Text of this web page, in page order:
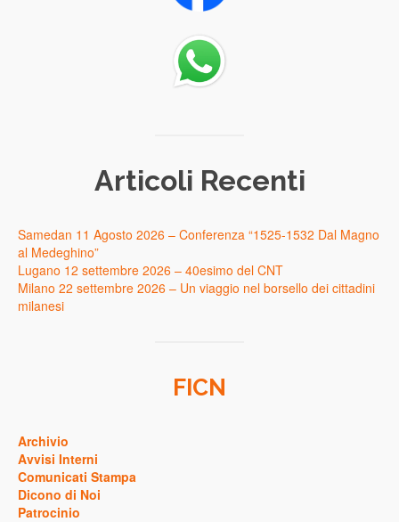
Articoli Recenti
Samedan 11 Agosto 2026 – Conferenza “1525-1532 Dal Magno
al Medeghino”
Lugano 12 settembre 2026 – 40esimo del CNT
Milano 22 settembre 2026 – Un viaggio nel borsello dei cittadini
milanesi
FICN
Archivio
Avvisi Interni
Comunicati Stampa
Dicono di Noi
Patrocinio